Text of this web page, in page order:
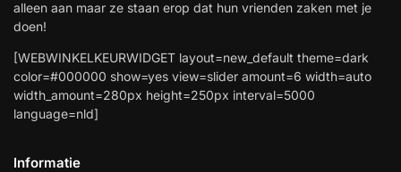
alleen aan maar ze staan erop dat hun vrienden zaken met je
doen!
[WEBWINKELKEURWIDGET layout=new_default theme=dark
color=#000000 show=yes view=slider amount=6 width=auto
width_amount=280px height=250px interval=5000
language=nld]
Informatie